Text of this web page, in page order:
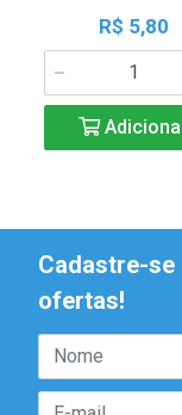
R$ 5,80
Cadastre-se
ofertas!